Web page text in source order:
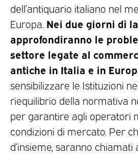
dell’antiquario italiano nel
Europa. Nei due giorni di
approfondiranno le
settore legate al
antiche in Italia e in
sensibilizzare le Istituzioni
riequilibrio della normativa
per garantire agli operatori
condizioni di mercato. Per
d’insieme, saranno